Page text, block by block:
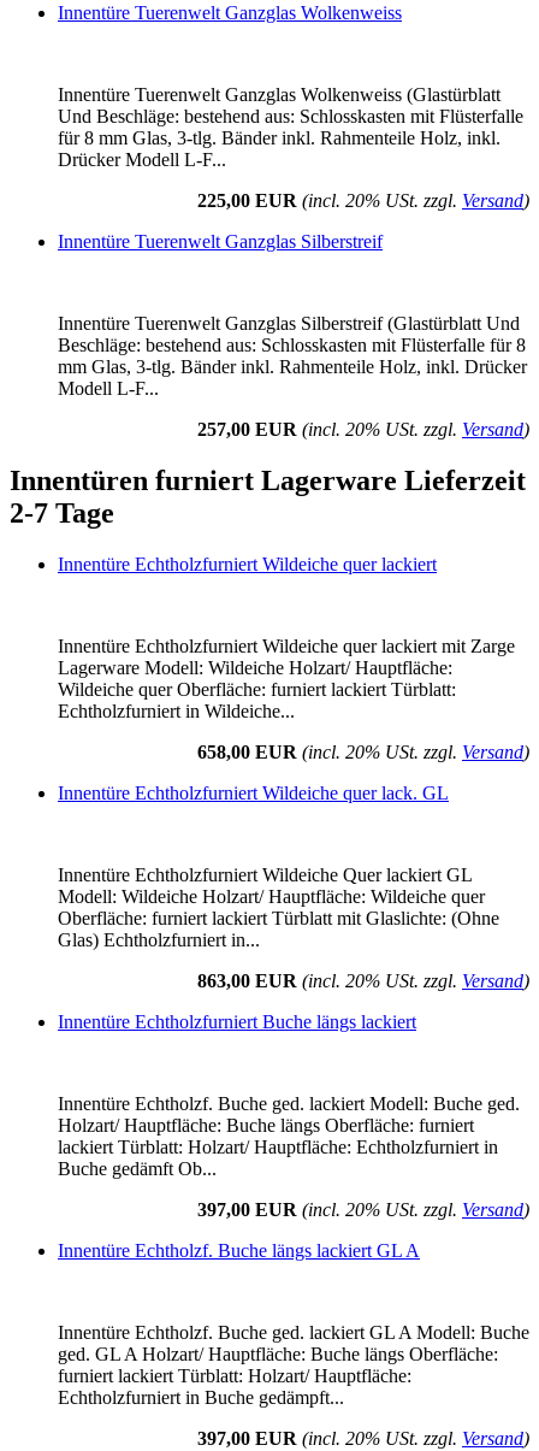
Innentüre Tuerenwelt Ganzglas Wolkenweiss
Innentüre Tuerenwelt Ganzglas Wolkenweiss (Glastürblatt
Und Beschläge: bestehend aus: Schlosskasten mit Flüsterfalle
für 8 mm Glas, 3-tlg. Bänder inkl. Rahmenteile Holz, inkl.
Drücker Modell L-F...
225,00 EUR (incl. 20% USt. zzgl. Versand)
Innentüre Tuerenwelt Ganzglas Silberstreif
Innentüre Tuerenwelt Ganzglas Silberstreif (Glastürblatt Und
Beschläge: bestehend aus: Schlosskasten mit Flüsterfalle für 8
mm Glas, 3-tlg. Bänder inkl. Rahmenteile Holz, inkl. Drücker
Modell L-F...
257,00 EUR (incl. 20% USt. zzgl. Versand)
Innentüren furniert Lagerware Lieferzeit
2-7 Tage
Innentüre Echtholzfurniert Wildeiche quer lackiert
Innentüre Echtholzfurniert Wildeiche quer lackiert mit Zarge
Lagerware Modell: Wildeiche Holzart/ Hauptfläche:
Wildeiche quer Oberfläche: furniert lackiert Türblatt:
Echtholzfurniert in Wildeiche...
658,00 EUR (incl. 20% USt. zzgl. Versand)
Innentüre Echtholzfurniert Wildeiche quer lack. GL
Innentüre Echtholzfurniert Wildeiche Quer lackiert GL
Modell: Wildeiche Holzart/ Hauptfläche: Wildeiche quer
Oberfläche: furniert lackiert Türblatt mit Glaslichte: (Ohne
Glas) Echtholzfurniert in...
863,00 EUR (incl. 20% USt. zzgl. Versand)
Innentüre Echtholzfurniert Buche längs lackiert
Innentüre Echtholzf. Buche ged. lackiert Modell: Buche ged.
Holzart/ Hauptfläche: Buche längs Oberfläche: furniert
lackiert Türblatt: Holzart/ Hauptfläche: Echtholzfurniert in
Buche gedämft Ob...
397,00 EUR (incl. 20% USt. zzgl. Versand)
Innentüre Echtholzf. Buche längs lackiert GL A
Innentüre Echtholzf. Buche ged. lackiert GL A Modell: Buche
ged. GL A Holzart/ Hauptfläche: Buche längs Oberfläche:
furniert lackiert Türblatt: Holzart/ Hauptfläche:
Echtholzfurniert in Buche gedämpft...
397,00 EUR (incl. 20% USt. zzgl. Versand)